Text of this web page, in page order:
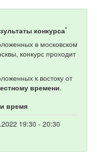
конкурса*
в московском
конкурс проходит
к востоку от
времени.
время
19:30 - 20:30